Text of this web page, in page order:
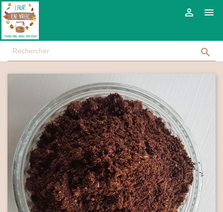


